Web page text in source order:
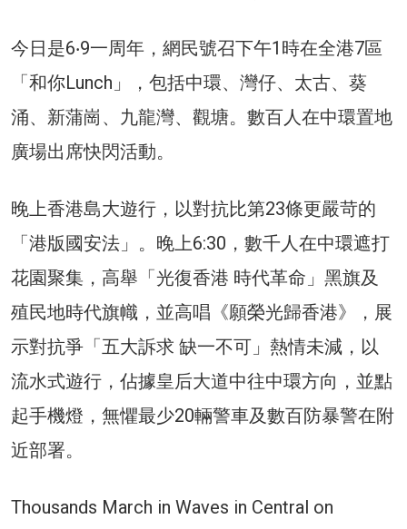
今日是6‧9一周年，網民號召下午1時在全港7區
「和你Lunch」，包括中環、灣仔、太古、葵
涌、新蒲崗、九龍灣、觀塘。數百人在中環置地
廣場出席快閃活動。
晚上香港島大遊行，以對抗比第23條更嚴苛的
「港版國安法」。晚上6:30，數千人在中環遮打
花園聚集，高舉「光復香港 時代革命」黑旗及
殖民地時代旗幟，並高唱《願榮光歸香港》，展
示對抗爭「五大訴求 缺一不可」熱情未減，以
流水式遊行，佔據皇后大道中往中環方向，並點
起手機燈，無懼最少20輛警車及數百防暴警在附
近部署。
Thousands March in Waves in Central on